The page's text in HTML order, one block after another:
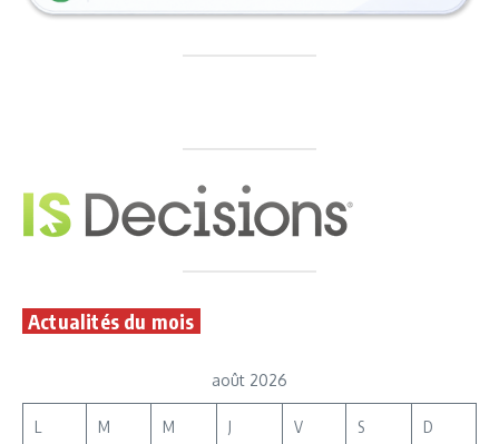
Actualités du mois
août 2026
L M M J V S D